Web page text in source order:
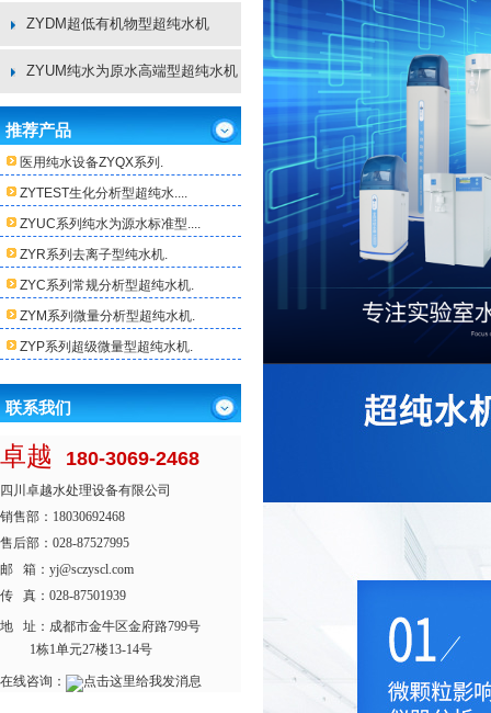
ZYDM超低有机物型超纯水机
ZYUM纯水为原水高端型超纯水机
推荐产品
医用纯水设备ZYQX系列.
ZYTEST生化分析型超纯水....
ZYUC系列纯水为源水标准型....
ZYR系列去离子型纯水机.
ZYC系列常规分析型超纯水机.
ZYM系列微量分析型超纯水机.
ZYP系列超级微量型超纯水机.
联系我们
卓越 180-3069-2468
四川卓越水处理设备有限公司
销售部：18030692468
售后部：028-87527995
邮 箱：yj@sczyscl.com
传 真：028-87501939
地 址： 成都市金牛区金府路799号
1栋1单元27楼13-14号
在线咨询：